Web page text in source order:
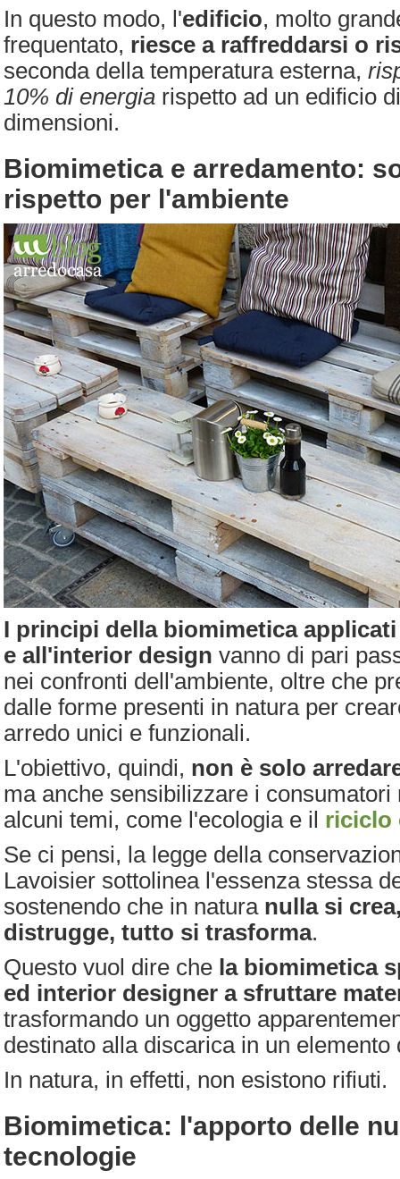
In questo modo, l'edificio, molto
frequentato, riesce a raffreddarsi o
seconda della temperatura esterna,
10% di energia rispetto ad un edificio
dimensioni.
Biomimetica e arredamento:
rispetto per l'ambiente
I principi della biomimetica
e all'interior design vanno di pari
nei confronti dell'ambiente, oltre che
dalle forme presenti in natura per
arredo unici e funzionali.
L'obiettivo, quindi, non è solo
ma anche sensibilizzare i consumatori
alcuni temi, come l'ecologia e il riciclo
Se ci pensi, la legge della
Lavoisier sottolinea l'essenza stessa
sostenendo che in natura nulla si
distrugge, tutto si trasforma.
Questo vuol dire che la biomimetica
ed interior designer a sfruttare
trasformando un oggetto
destinato alla discarica in un elemento
In natura, in effetti, non esistono rifiuti.
Biomimetica: l'apporto delle
tecnologie